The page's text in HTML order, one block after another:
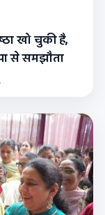
खो चुकी है,
से समझौता